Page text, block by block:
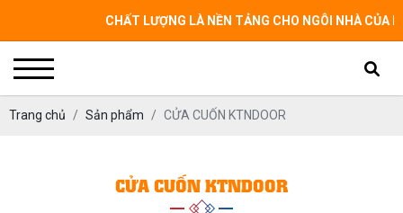
CHẤT LƯỢNG LÀ NỀN TẢNG CHO NGÔI NHÀ CỦA
Trang chủ Sản phẩm CỬA CUỐN KTNDOOR
CỬA CUỐN KTNDOOR